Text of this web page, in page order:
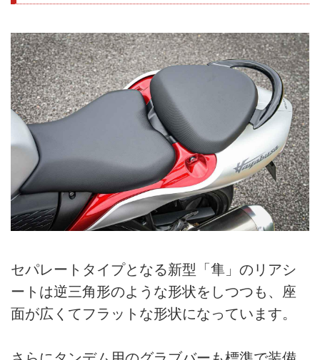
セパレートタイプとなる新型「隼」のリアシ
ートは逆三角形のような形状をしつつも、座
面が広くてフラットな形状になっています。